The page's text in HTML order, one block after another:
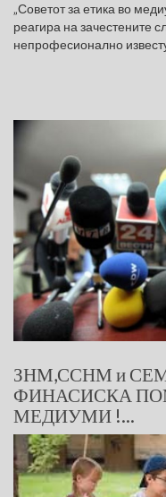
„Советот за етика во
реагира на зачестените
непрофесионално
ЗНМ,ССНМ и
ФИНАСИСКА
МЕДИУМИ !...